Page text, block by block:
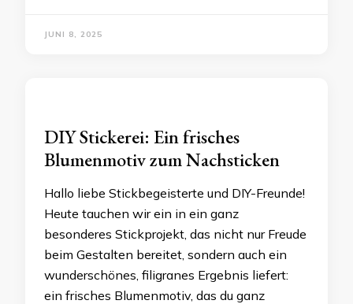
JUNI 8, 2025
DIY Stickerei: Ein frisches
Blumenmotiv zum Nachsticken
Hallo liebe Stickbegeisterte und DIY-Freunde!
Heute tauchen wir ein in ein ganz
besonderes Stickprojekt, das nicht nur Freude
beim Gestalten bereitet, sondern auch ein
wunderschönes, filigranes Ergebnis liefert:
ein frisches Blumenmotiv, das du ganz